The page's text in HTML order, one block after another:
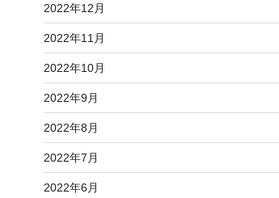
2022年12月
2022年11月
2022年10月
2022年9月
2022年8月
2022年7月
2022年6月